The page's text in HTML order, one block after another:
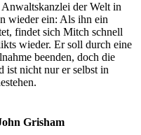
der Welt in
wieder ein: Als ihn ein
findet sich Mitch schnell
wieder. Er soll durch eine
beenden, doch die
ist nicht nur er selbst in
Grisham